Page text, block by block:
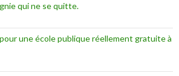
qui ne se quitte.
une école publique réellement gratuite à